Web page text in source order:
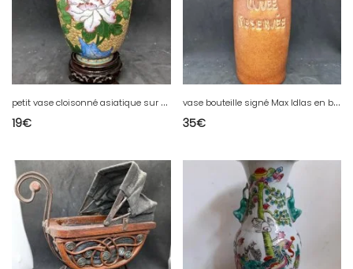
p
etit vase cloisonné asiatique sur support en bon etat
19€
v
ase bouteille signé Max Idlas en bon etat
35€